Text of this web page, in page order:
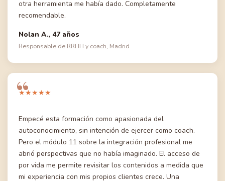
otra herramienta me había dado. Completamente
recomendable.
Nolan A., 47 años
Responsable de RRHH y coach, Madrid
★★★★★
Empecé esta formación como apasionada del
autoconocimiento, sin intención de ejercer como coach.
Pero el módulo 11 sobre la integración profesional me
abrió perspectivas que no había imaginado. El acceso de
por vida me permite revisitar los contenidos a medida que
mi experiencia con mis propios clientes crece. Una